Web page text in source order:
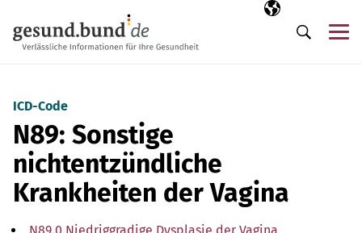
Ausgewählte
DE
Suche
ICD-Code
N89: Sonstige
nichtentzündliche
Krankheiten der Vagina